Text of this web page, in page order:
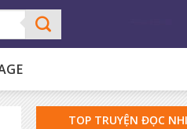
TOP TRUYỆN ĐỌC